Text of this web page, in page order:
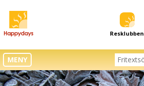
Resklubben
MENY